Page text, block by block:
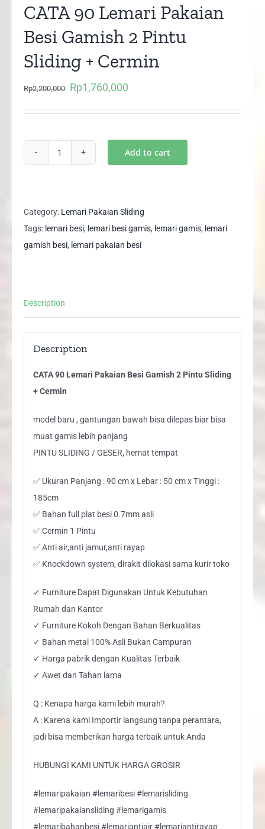
CATA 90 Lemari Pakaian
Besi Gamish 2 Pintu
Sliding + Cermin
Rp2,200,000
Original
Rp1,760,000
Pakaian
Besi
Gamish
+
Add to cart
Category: Lemari Pakaian Sliding
Tags: lemari besi, lemari besi gamis, lemari gamis, lemari
gamish besi, lemari pakaian besi
Description
Description
CATA 90 Lemari Pakaian Besi Gamish 2 Pintu Sliding
+ Cermin
model baru , gantungan bawah bisa dilepas biar bisa
muat gamis lebih panjang
PINTU SLIDING / GESER, hemat tempat
✅ Ukuran Panjang : 90 cm x Lebar : 50 cm x Tinggi :
185cm
✅ Bahan full plat besi 0.7mm asli
✅ Cermin 1 Pintu
✅ Anti air,anti jamur,anti rayap
✅ Knockdown system, dirakit dilokasi sama kurir toko
✓ Furniture Dapat Digunakan Untuk Kebutuhan
Rumah dan Kantor
✓ Furniture Kokoh Dengan Bahan Berkualitas
✓ Bahan metal 100% Asli Bukan Campuran
✓ Harga pabrik dengan Kualitas Terbaik
✓ Awet dan Tahan lama
Q : Kenapa harga kami lebih murah?
A : Karena kami Importir langsung tanpa perantara,
jadi bisa memberikan harga terbaik untuk Anda
HUBUNGI KAMI UNTUK HARGA GROSIR
#lemaripakaian #lemaribesi #lemarisliding
#lemaripakaiansliding #lemarigamis
#lemaribahanbesi #lemariantiair #lemariantirayap